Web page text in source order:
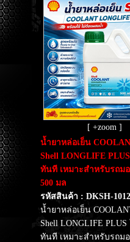
[ +zoom ]
น้ำยาหล่อเย็น
Shell LONGLIFE
ทันที เหมาะสำหรับรถม
500 มล
รหัสสินค้า : DKSH-
น้ำยาหล่อเย็น
Shell LONGLIFE
ทันที เหมาะสำหรับรถม